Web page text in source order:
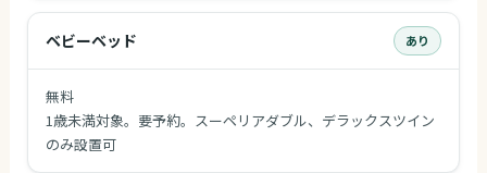
ベビーベッド あり
無料
1歳未満対象。要予約。スーペリアダブル、デラックスツイン
のみ設置可